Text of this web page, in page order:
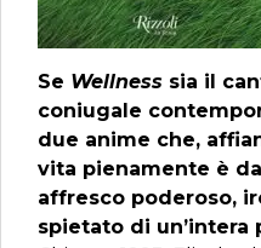
Se Wellness sia il
coniugale
due anime che,
vita pienamente è
affresco poderoso,
spietato di un’intera